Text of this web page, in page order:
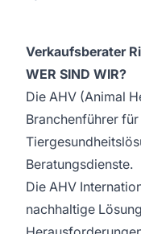
Verkaufsberater
WER SIND WIR?
Die AHV (Animal
Branchenführer
Beratungsdienste.
Die AHV
nachhaltige